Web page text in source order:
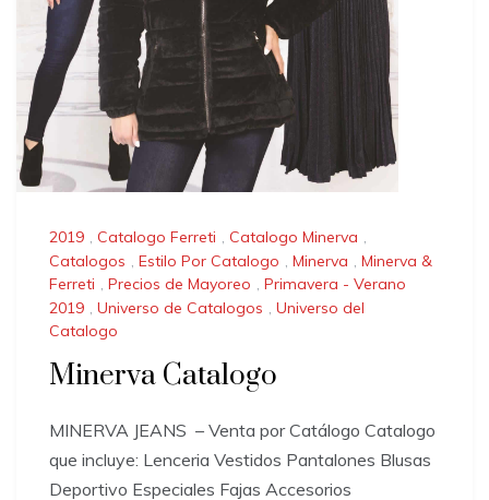
2019 , Catalogo Ferreti , Catalogo Minerva ,
Catalogos , Estilo Por Catalogo , Minerva , Minerva &
Ferreti , Precios de Mayoreo , Primavera - Verano
2019 , Universo de Catalogos , Universo del
Catalogo
Minerva Catalogo
MINERVA JEANS – Venta por Catálogo Catalogo
que incluye: Lenceria Vestidos Pantalones Blusas
Deportivo Especiales Fajas Accesorios